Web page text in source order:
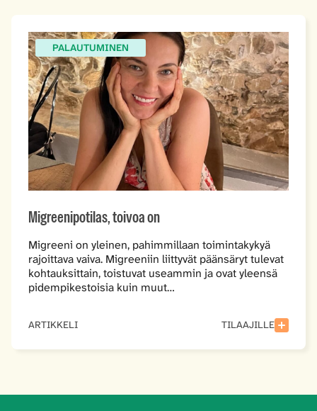
PALAUTUMINEN
Migreenipotilas, toivoa on
Migreeni on yleinen, pahimmillaan toimintakykyä
rajoittava vaiva. Migreeniin liittyvät päänsäryt tulevat
kohtauksittain, toistuvat useammin ja ovat yleensä
pidempikestoisia kuin muut…
ARTIKKELI TILAAJILLE